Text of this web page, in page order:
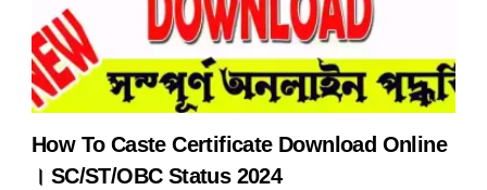
How To Caste Certificate Download Online
। SC/ST/OBC Status 2024